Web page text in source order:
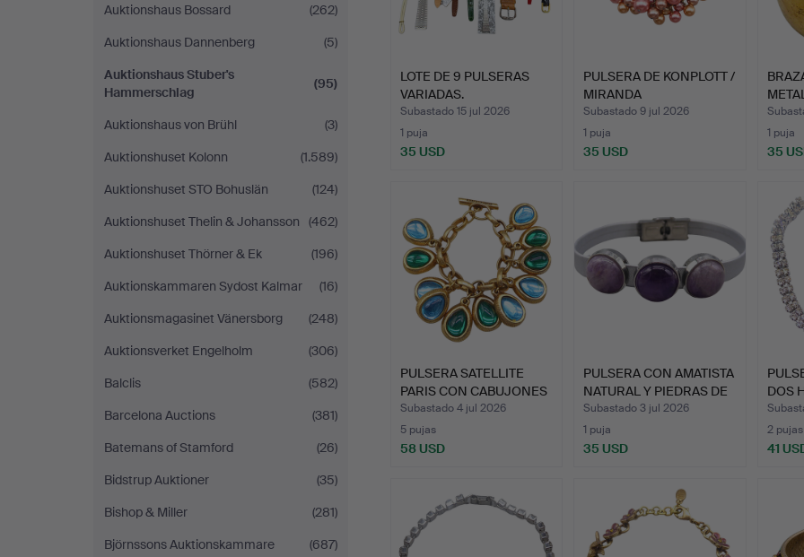
Auktionshaus Bossard
(262)
Auktionshaus Dannenberg
(5)
Auktionshaus Stuber's
Hammerschlag
(95)
Auktionshaus von Brühl
(3)
Auktionshuset Kolonn
(1.589)
Auktionshuset STO Bohuslän
(124)
Auktionshuset Thelin & Johansson
(462)
Auktionshuset Thörner & Ek
(196)
Auktionskammaren Sydost Kalmar
(16)
Auktionsmagasinet Vänersborg
(248)
Auktionsverket Engelholm
(306)
Balclis
(582)
Barcelona Auctions
(381)
Batemans of Stamford
(26)
Bidstrup Auktioner
(35)
Bishop & Miller
(281)
Björnssons Auktionskammare
(687)
LOTE DE 9 PULSERAS
VARIADAS.
Subastado 15 jul 2026
1 puja
35 USD
PULSERA DE KONPLOTT /
MIRANDA
KONSTANTINID…
Subastado 9 jul 2026
1 puja
35 USD
1 puja
35
PULSERA SATELLITE
PARIS CON CABUJONES
AZUL…
Subastado 4 jul 2026
5 pujas
58 USD
PULSERA CON AMATISTA
NATURAL Y PIEDRAS DE
…
Subastado 3 jul 2026
1 puja
35 USD
DOS
2 pujas
41